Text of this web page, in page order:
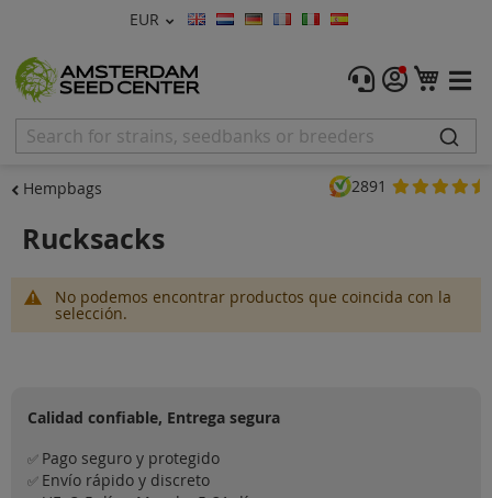
Moneda
EUR Lenguaje
Semillas de Marihuana
Feminizadas
CBD Shop
Promos
Mi
Hempbags 2891
Rucksacks
No podemos encontrar productos que coincida con la
selección.
Calidad confiable, Entrega segura
✅ Pago seguro y protegido
✅ Envío rápido y discreto